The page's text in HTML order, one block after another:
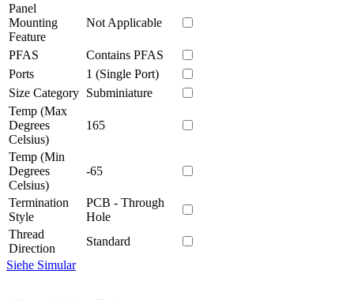
Panel
Mounting
Feature
Not Applicable
PFAS
Contains PFAS
Ports
1 (Single Port)
Size Category Subminiature
Temp (Max
Degrees
Celsius)
165
Temp (Min
Degrees
Celsius)
-65
Termination
Style
PCB - Through
Hole
Thread
Direction
Standard
Siehe Simular